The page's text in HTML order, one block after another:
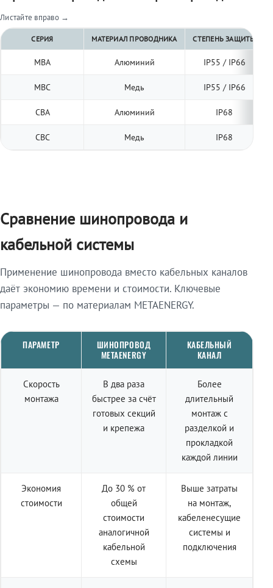
Листайте вправо →
СЕРИЯ МАТЕРИАЛ ПРОВОДНИКА СТЕПЕНЬ ЗАЩИТЫ
МВА Алюминий IP55 / IP66
МВС Медь IP55 / IP66
СВА Алюминий IP68
СВС Медь IP68
Сравнение шинопровода и
кабельной системы
Применение шинопровода вместо кабельных каналов
даёт экономию времени и стоимости. Ключевые
параметры — по материалам METAENERGY.
ПАРАМЕТР
ШИНОПРОВОД
METAENERGY
КАБЕЛЬНЫЙ
КАНАЛ
Скорость
монтажа
В два раза
быстрее за счёт
готовых секций
и крепежа
Более
длительный
монтаж с
разделкой и
прокладкой
каждой линии
Экономия
стоимости
До 30 % от
общей
стоимости
аналогичной
кабельной
схемы
Выше затраты
на монтаж,
кабеленесущие
системы и
подключения